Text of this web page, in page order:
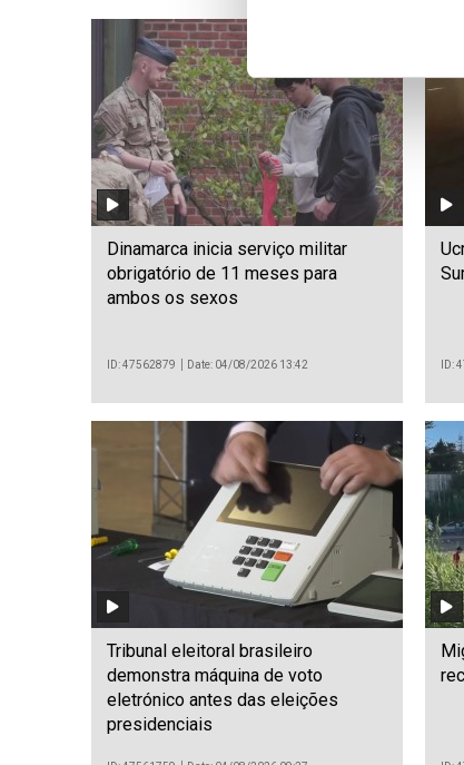
Dinamarca inicia serviço militar
obrigatório de 11 meses para
ambos os sexos
ID: 47562879 Date: 04/08/2026 13:42 ID:
Tribunal eleitoral brasileiro
demonstra máquina de voto
eletrónico antes das eleições
presidenciais